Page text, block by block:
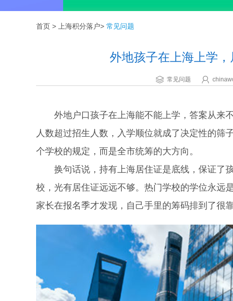
首页 > 上海积分落户> 常见问题
外地孩子在上海上学
常见问题
外地户口孩子在上海能不能上学，答案从来不
人数超过招生人数，入学顺位就成了决定性的
个学校的规定，而是全市统筹的大方向。
换句话说，持有上海居住证是底线，保证了
校，光有居住证远远不够。热门学校的学位永远
家长在报名季才发现，自己手里的筹码排到了很